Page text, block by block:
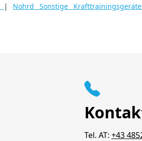
| Nohrd Sonstige Krafttrainingsgeräte
Tel. AT: +43